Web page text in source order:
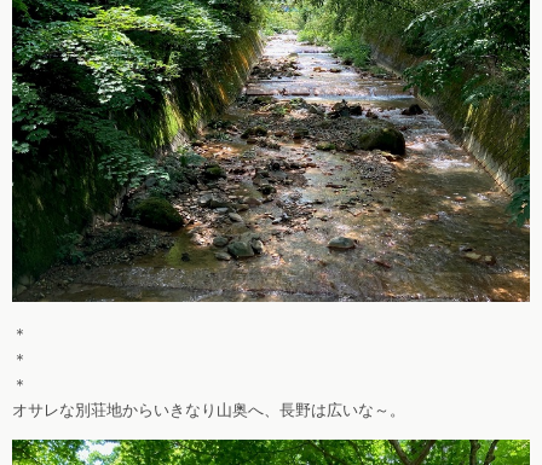
＊
＊
＊
オサレな別荘地からいきなり山奥へ、長野は広いな～。